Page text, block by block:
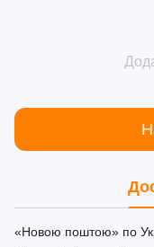
«Новою поштою» по